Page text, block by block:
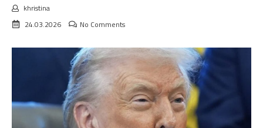
khristina
24.03.2026
No Comments